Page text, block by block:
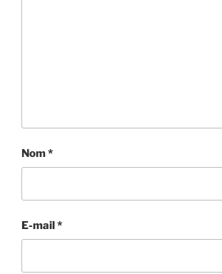
Nom*
E-mail*